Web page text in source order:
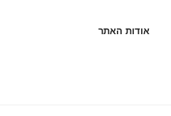
אודות האתר